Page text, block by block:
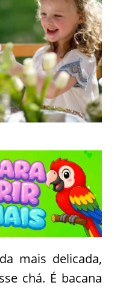
mais delicada,
chá. É bacana